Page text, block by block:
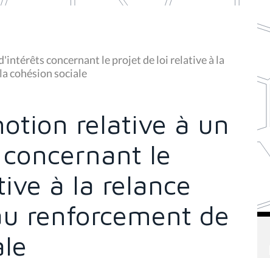
concernant le projet de loi relative à la
cohésion sociale
relative à un
le
à la relance
renforcement de